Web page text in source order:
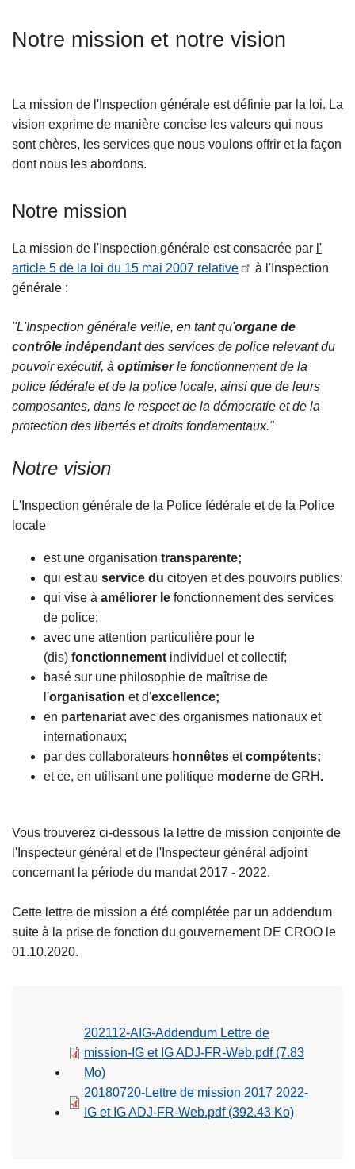
a
Notre mission et notre vision
La mission de l'Inspection générale est définie par la loi. La
vision exprime de manière concise les valeurs qui nous
sont chères, les services que nous voulons offrir et la façon
dont nous les abordons.
Notre mission
La mission de l'Inspection générale est consacrée par l'
article 5 de la loi du 15 mai 2007 relative
à l'Inspection
générale :
"L'Inspection générale veille, en tant qu'organe de
contrôle indépendantdes services de police relevant du
pouvoir exécutif, à optimiserle fonctionnement de la
police fédérale et de la police locale, ainsi que de leurs
composantes, dans le respect de la démocratie et de la
protection des libertés et droits fondamentaux."
Notre vision
L'Inspection générale de la Police fédérale et de la Police
locale
est une organisation transparente;
qui est au service du citoyen et des pouvoirs publics;
qui vise à améliorer le fonctionnement des services
de police;
avec une attention particulière pour le
(dis) fonctionnement individuel et collectif;
basé sur une philosophie de maîtrise de
l'organisation et d'excellence;
en partenariat avec des organismes nationaux et
internationaux;
par des collaborateurs honnêtes etcompétents;
et ce, en utilisant une politique moderne de GRH .
Vous trouverez ci-dessous la lettre de mission conjointe de
l'Inspecteur général et de l'Inspecteur général adjoint
concernant la période du mandat 2017 - 2022.
Cette lettre de mission a été complétée par un addendum
suite à la prise de fonction du gouvernement DE CROO le
01.10.2020.
202112-AIG-Addendum Lettre de
mission-IG et IG ADJ-FR-Web.pdf (7.83
Mo)
20180720-Lettre de mission 2017 2022-
IG et IG ADJ-FR-Web.pdf (392.43 Ko)